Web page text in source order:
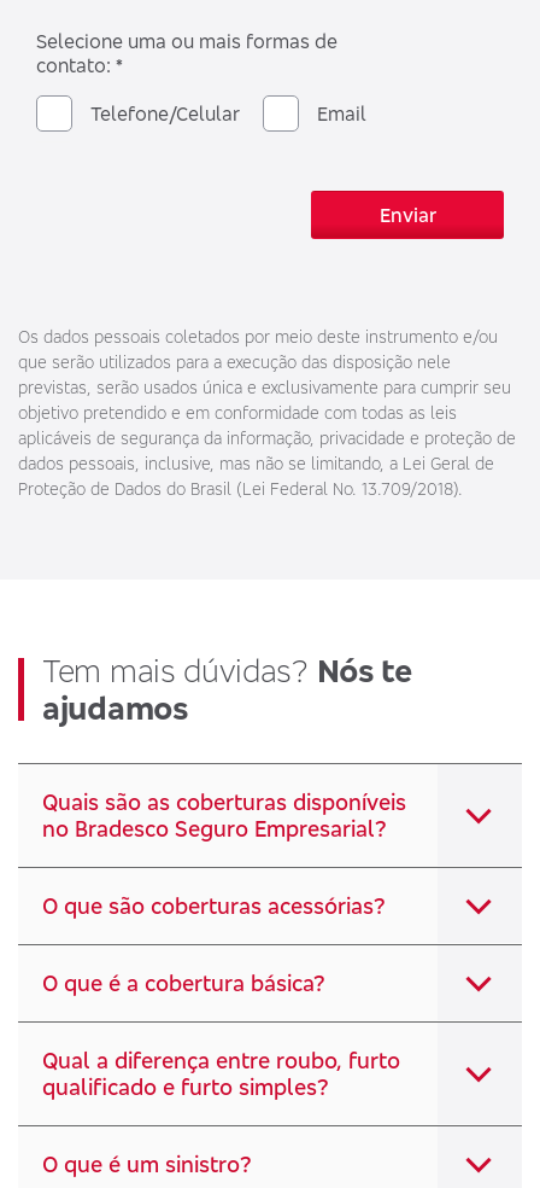
Selecione uma ou mais formas de
contato: *
Telefone/Celular
Email
Enviar
Os dados pessoais coletados por meio deste instrumento e/ou
que serão utilizados para a execução das disposição nele
previstas, serão usados única e exclusivamente para cumprir seu
objetivo pretendido e em conformidade com todas as leis
aplicáveis de segurança da informação, privacidade e proteção de
dados pessoais, inclusive, mas não se limitando, a Lei Geral de
Proteção de Dados do Brasil (Lei Federal No. 13.709/2018).
Tem mais dúvidas? Nós te
ajudamos
Quais são as coberturas disponíveis
no Bradesco Seguro Empresarial?
O que são coberturas acessórias?
O que é a cobertura básica?
Qual a diferença entre roubo, furto
qualificado e furto simples?
O que é um sinistro?